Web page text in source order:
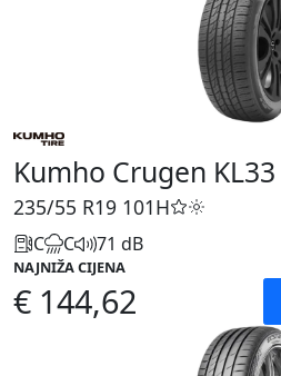
Kumho Crugen KL33
235/55 R19 101H
C C 71 dB
NAJNIŽA CIJENA
€ 144,62